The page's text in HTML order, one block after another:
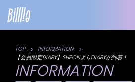
TOP
INFORMATION
【会員限定DIARY】SHEONよりDIARYが到着！
INFORMATION